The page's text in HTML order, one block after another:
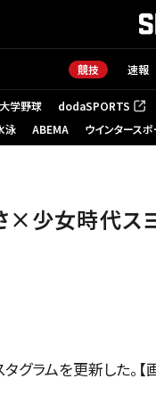
競技 速報
学野球 dodaSPORTS
（新しいタブで開く）
泳 ABEMA ウインタース
×少女時代ス
ラムを更新した。【